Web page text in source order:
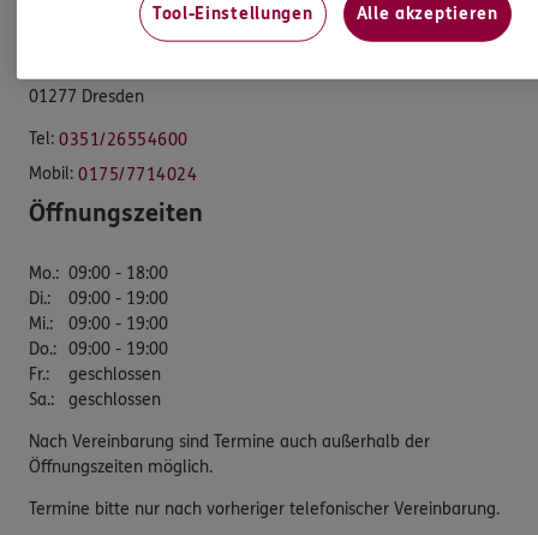
Familienagentur Stöpel
01277 Dresden
Tel: 0351/26554600
Mobil: 0175/7714024
Öffnungszeiten
Mo.: 09:00 - 18:00
Di.:
09:00 - 19:00
Mi.:
09:00 - 19:00
Do.: 09:00 - 19:00
Fr.:
geschlossen
Sa.: geschlossen
Nach Vereinbarung sind Termine auch außerhalb der
Öffnungszeiten möglich.
Termine bitte nur nach vorheriger telefonischer Vereinbarung.
Tool-Einstellungen Alle akzeptieren